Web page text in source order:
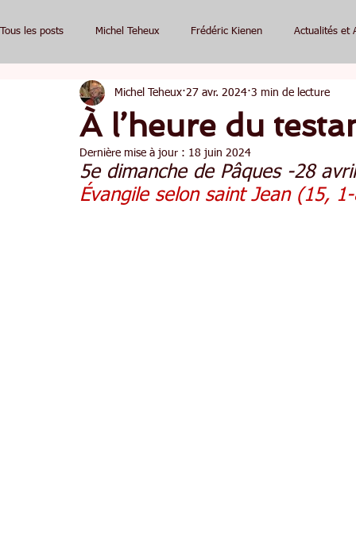
Tous les posts Michel Teheux Frédéric Kienen Actualités et
À l’heure du
Michel Teheux 27 avr. 2024 3 min de lecture
Dernière mise à jour : 18 juin 2024
5e dimanche de Pâques -28
Évangile selon saint Jean (15,